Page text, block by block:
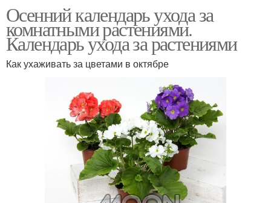
Осенний календарь ухода за
комнатными растениями.
Календарь ухода за растениями
Как ухаживать за цветами в октябре